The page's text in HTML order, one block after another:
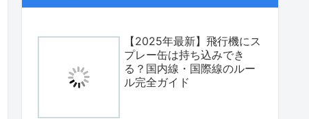
【2025年最新】飛行機にス
プレー缶は持ち込みでき
る？国内線・国際線のルー
ル完全ガイド